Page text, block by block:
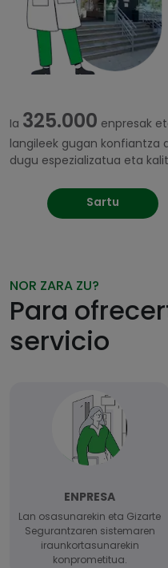
Ia 325.000 enpresak
langileek gugan konfiantza
dugu espezializatua eta
Sartu
NOR ZARA ZU?
Para
servicio
ENPRESA
Lan osasunarekin eta Gizarte
Segurantzaren sistemaren
iraunkortasunarekin
konprometitua.